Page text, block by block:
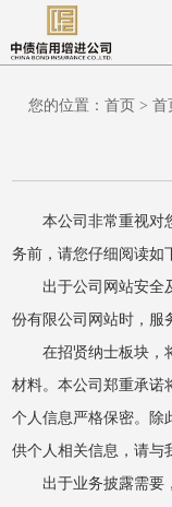
您的位置：首页 >首
本公司非常重视对您
务前，请您仔细阅读如
出于公司网站安全及
份有限公司网站时，服
在招贤纳士板块，将
材料。本公司郑重承诺
个人信息严格保密。除
供个人相关信息，请与
出于业务披露需要，